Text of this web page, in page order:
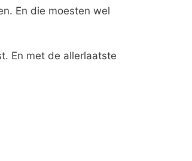
En die moesten wel
En met de allerlaatste